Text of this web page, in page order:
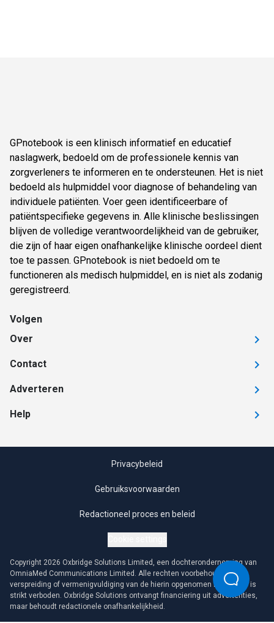
GPnotebook is een klinisch informatief en educatief
naslagwerk, bedoeld om de professionele kennis van
zorgverleners te informeren en te ondersteunen. Het is niet
bedoeld als hulpmiddel voor diagnose of behandeling van
individuele patiënten. Voer geen identificeerbare of
patiëntspecifieke gegevens in. Alle klinische beslissingen
blijven de volledige verantwoordelijkheid van de gebruiker,
die zijn of haar eigen onafhankelijke klinische oordeel dient
toe te passen. GPnotebook is niet bedoeld om te
functioneren als medisch hulpmiddel, en is niet als zodanig
geregistreerd.
Volgen
Over
Contact
Adverteren
Help
Privacybeleid
Gebruiksvoorwaarden
Redactioneel proces en beleid
Copyright 2026 Oxbridge Solutions Limited, een dochteronderneming van
OmniaMed Communications Limited. Alle rechten voorbehouden. Elke
verspreiding of vermenigvuldiging van de hierin opgenomen informatie is
strikt verboden. Oxbridge Solutions ontvangt financiering uit advertenties,
maar behoudt redactionele onafhankelijkheid.